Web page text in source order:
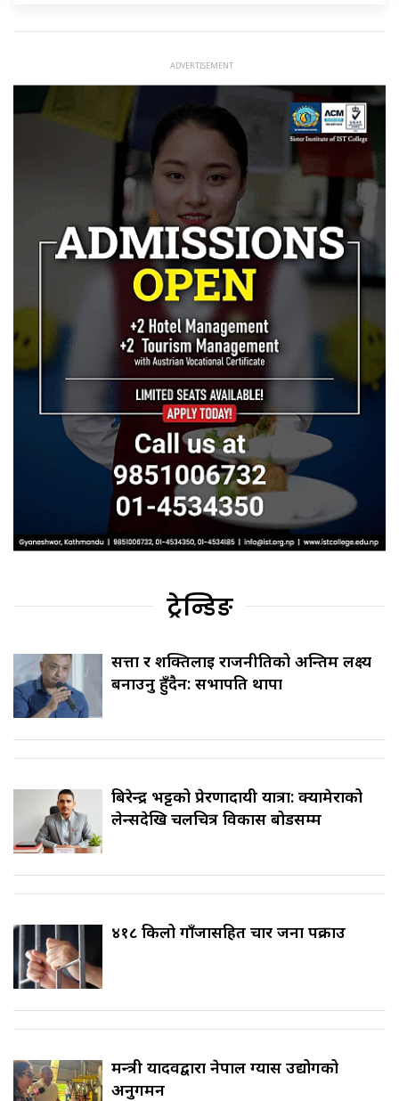
ट्रेन्डिङ
सत्ता र शक्तिलाई राजनीतिको अन्तिम लक्ष्य
बनाउनु हुँदैन: सभापति थापा
बिरेन्द्र भट्टको प्रेरणादायी यात्रा: क्यामेराको
लेन्सदेखि चलचित्र विकास बोर्डसम्म
४१८ किलो गाँजासहित चार जना पक्राउ
मन्त्री यादवद्वारा नेपाल ग्यास उद्योगको
अनुगमन